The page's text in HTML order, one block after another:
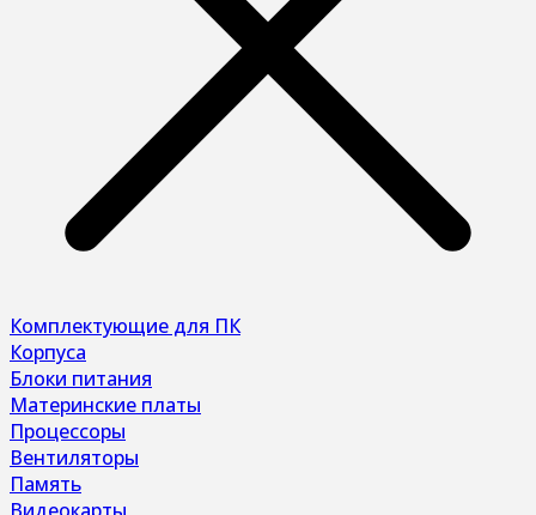
Комплектующие для ПК
Корпуса
Блоки питания
Материнские платы
Процессоры
Вентиляторы
Память